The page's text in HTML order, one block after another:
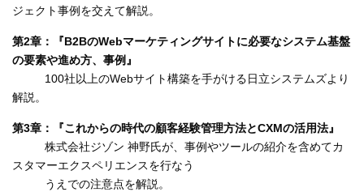
ジェクト事例を交えて解説。
第2章：『B2BのWebマーケティングサイトに必要なシステム基盤
の要素や進め方、事例』
100社以上のWebサイト構築を手がける日立システムズより
解説。
第3章：『これからの時代の顧客経験管理方法とCXMの活用法』
株式会社ジゾン 神野氏が、事例やツールの紹介を含めてカ
スタマーエクスペリエンスを行なう
うえでの注意点を解説。